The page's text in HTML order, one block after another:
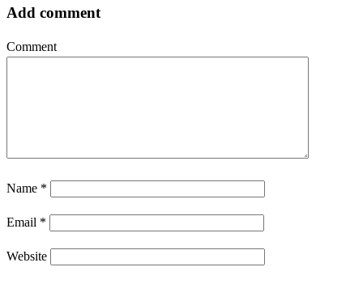
Add comment
Comment
Name *
Email *
Website